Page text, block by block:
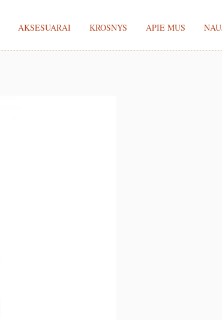
AKSESUARAI KROSNYS APIE MUS